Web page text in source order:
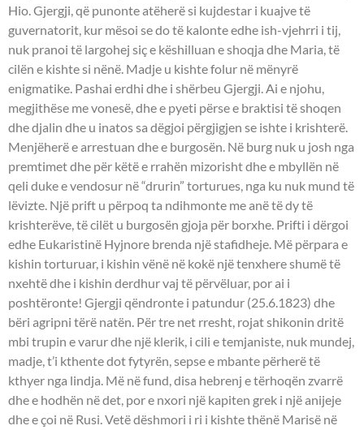
Hio. Gjergji, që punonte atëherë si kujdestar i kuajve të
guvernatorit, kur mësoi se do të kalonte edhe ish-vjehrri i tij,
nuk pranoi të largohej siç e këshilluan e shoqja dhe Maria, të
cilën e kishte si nënë. Madje u kishte folur në mënyrë
enigmatike. Pashai erdhi dhe i shërbeu Gjergji. Ai e njohu,
megjithëse me vonesë, dhe e pyeti përse e braktisi të shoqen
dhe djalin dhe u inatos sa dëgjoi përgjigjen se ishte i krishterë.
Menjëherë e arrestuan dhe e burgosën. Në burg nuk u josh nga
premtimet dhe për këtë e rrahën mizorisht dhe e mbyllën në
qeli duke e vendosur në “drurin” torturues, nga ku nuk mund të
lëvizte. Një prift u përpoq ta ndihmonte me anë të dy të
krishterëve, të cilët u burgosën gjoja për borxhe. Prifti i dërgoi
edhe Eukaristinë Hyjnore brenda një stafidheje. Më përpara e
kishin torturuar, i kishin vënë në kokë një tenxhere shumë të
nxehtë dhe i kishin derdhur vaj të përvëluar, por ai i
poshtëronte! Gjergji qëndronte i patundur (25.6.1823) dhe
bëri agripni tërë natën. Për tre net rresht, rojat shikonin dritë
mbi trupin e varur dhe një klerik, i cili e temjaniste, nuk mundej,
madje, t’i kthente dot fytyrën, sepse e mbante përherë të
kthyer nga lindja. Më në fund, disa hebrenj e tërhoqën zvarrë
dhe e hodhën në det, por e nxori një kapiten grek i një anijeje
dhe e çoi në Rusi. Vetë dëshmori i ri i kishte thënë Marisë në